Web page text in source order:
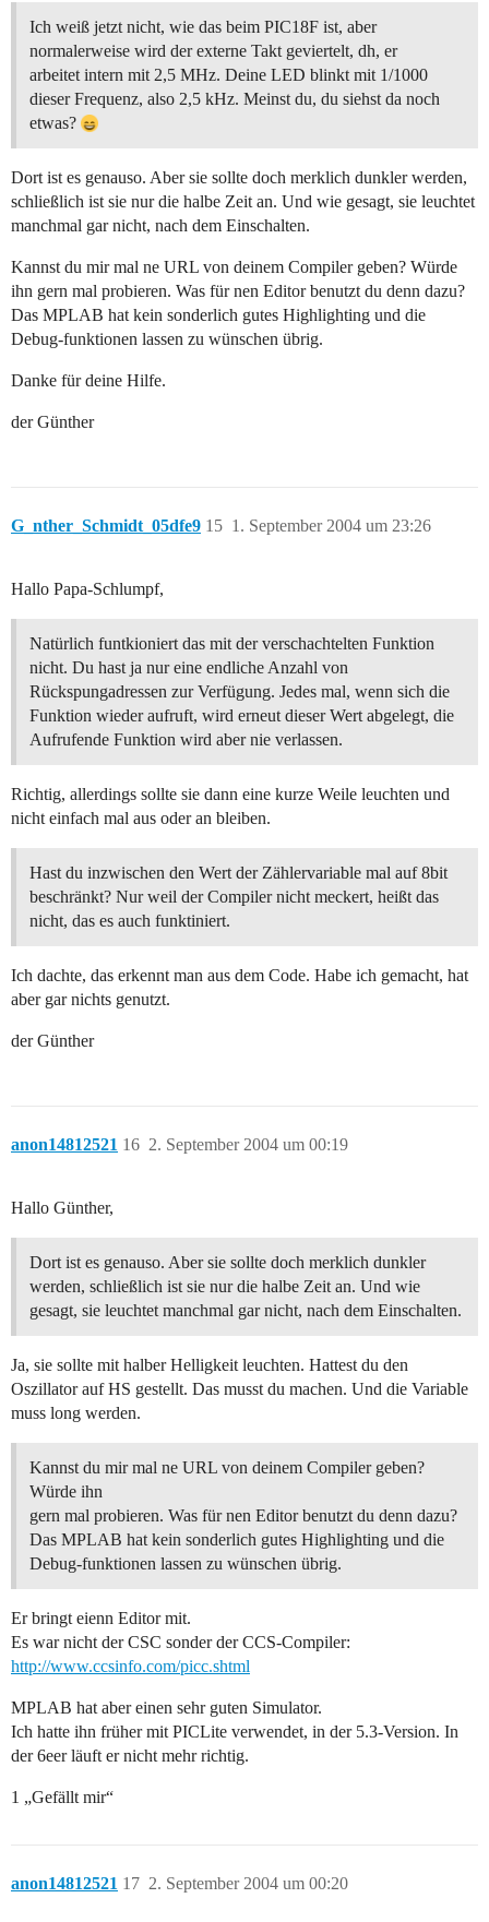
.................... output\_high(PIN\_B5);
0050: BCF F93.5
0052: BSF F8A.5
.................... }
.................... else
.................... {
0058: BCF F93.5
005A: BCF F8A.5
.................... }
.................... {
005C: MOVF 07,W
005E: SUBLW 06
0060: BTFSC FD8.0
0062: GOTO 007C
0068: BTFSS FD8.2
006E: MOVF 06,W
0078: CLRF 07
007A: CLRF 06
007C: GOTO 0028
Ich weiß jetzt nicht, wie das beim PIC18F ist, aber
normalerweise wird der externe Takt geviertelt, dh, er
arbeitet intern mit 2,5 MHz. Deine LED blinkt mit 1/1000
dieser Frequenz, also 2,5 kHz. Meinst du, du siehst da noch
etwas?
Dort ist es genauso. Aber sie sollte doch merklich dunkler werden,
schließlich ist sie nur die halbe Zeit an. Und wie gesagt, sie leuchtet
manchmal gar nicht, nach dem Einschalten.
Kannst du mir mal ne URL von deinem Compiler geben? Würde
ihn gern mal probieren. Was für nen Editor benutzt du denn dazu?
Das MPLAB hat kein sonderlich gutes Highlighting und die
Debug-funktionen lassen zu wünschen übrig.
Danke für deine Hilfe.
der Günther
G_nther_Schmidt_05dfe9 1. September 2004 um 23:26
15
Hallo Papa-Schlumpf,
Natürlich funtkioniert das mit der verschachtelten Funktion
nicht. Du hast ja nur eine endliche Anzahl von
Rückspungadressen zur Verfügung. Jedes mal, wenn sich die
Funktion wieder aufruft, wird erneut dieser Wert abgelegt, die
Aufrufende Funktion wird aber nie verlassen.
Richtig, allerdings sollte sie dann eine kurze Weile leuchten und
nicht einfach mal aus oder an bleiben.
Hast du inzwischen den Wert der Zählervariable mal auf 8bit
beschränkt? Nur weil der Compiler nicht meckert, heißt das
nicht, das es auch funktiniert.
Ich dachte, das erkennt man aus dem Code. Habe ich gemacht, hat
aber gar nichts genutzt.
der Günther
anon14812521 2. September 2004 um 00:19
16
Hallo Günther,
Dort ist es genauso. Aber sie sollte doch merklich dunkler
werden, schließlich ist sie nur die halbe Zeit an. Und wie
gesagt, sie leuchtet manchmal gar nicht, nach dem Einschalten.
Ja, sie sollte mit halber Helligkeit leuchten. Hattest du den
Oszillator auf HS gestellt. Das musst du machen. Und die Variable
muss long werden.
Kannst du mir mal ne URL von deinem Compiler geben?
Würde ihn
gern mal probieren. Was für nen Editor benutzt du denn dazu?
Das MPLAB hat kein sonderlich gutes Highlighting und die
Debug-funktionen lassen zu wünschen übrig.
Er bringt eienn Editor mit.
Es war nicht der CSC sonder der CCS-Compiler:
http://www.ccsinfo.com/picc.shtml
MPLAB hat aber einen sehr guten Simulator.
Ich hatte ihn früher mit PICLite verwendet, in der 5.3-Version. In
der 6eer läuft er nicht mehr richtig.
1 „Gefällt mir“
anon14812521 2. September 2004 um 00:20
17